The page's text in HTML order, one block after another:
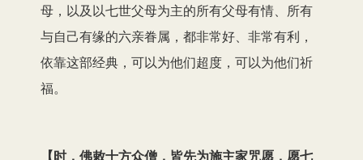
母，以及以七世父母为主的所有父母有情、所有
与自己有缘的六亲眷属，都非常好、非常有利，
依靠这部经典，可以为他们超度，可以为他们祈
福。
【时，佛敕十方众僧，皆先为施主家咒愿，愿七